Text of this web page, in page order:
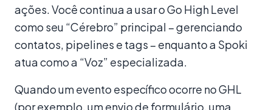
ações. Você continua a usar o Go High Level
como seu “Cérebro” principal – gerenciando
contatos, pipelines e tags – enquanto a Spoki
atua como a “Voz” especializada.
Quando um evento específico ocorre no GHL
(por exemplo, um envio de formulário, uma